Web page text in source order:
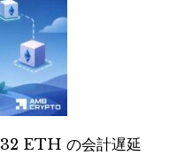
ETH の会計遅延